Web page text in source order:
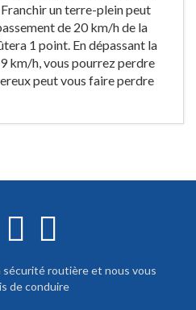
un terre-plein peut
de 20 km/h de la
1 point. En dépassant la
km/h, vous pourrez perdre
peut vous faire perdre
sécurité routière et nous vous
de conduire